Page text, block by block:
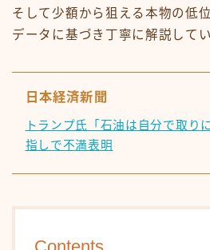
そして少額から狙える本物の低
データに基づき丁寧に解説してい
日本経済新聞
トランプ氏「石油は自分で取
指しで不満表明